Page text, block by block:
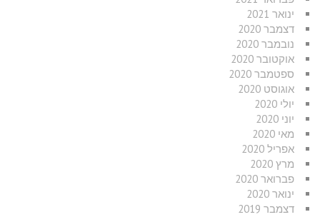
ינואר 2021
דצמבר 2020
נובמבר 2020
אוקטובר 2020
ספטמבר 2020
אוגוסט 2020
יולי 2020
יוני 2020
מאי 2020
אפריל 2020
מרץ 2020
פברואר 2020
ינואר 2020
דצמבר 2019